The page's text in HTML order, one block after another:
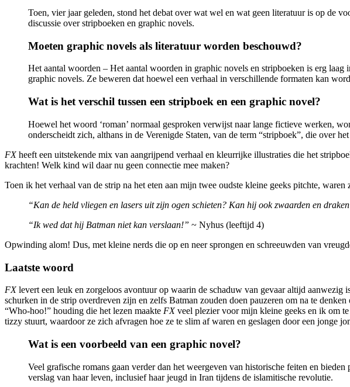
Toen, vier jaar geleden, stond het debat over wat wel en wat geen literatuur is op de
discussie over stripboeken en graphic novels.
Moeten graphic novels als literatuur worden beschouwd?
Het aantal woorden – Het aantal woorden in graphic novels en stripboeken is erg
graphic novels. Ze beweren dat hoewel een verhaal in verschillende formaten kan
Wat is het verschil tussen een stripboek en een graphic novel?
Hoewel het woord ‘roman’ normaal gesproken verwijst naar lange fictieve werken,
onderscheidt zich, althans in de Verenigde Staten, van de term “stripboek”, die over
FXheeft een uitstekende mix van aangrijpend verhaal en kleurrijke illustraties die het
krachten! Welk kind wil daar nu geen connectie mee maken?
Toen ik het verhaal van de strip na het eten aan mijn twee oudste kleine geeks pitchte,
“Kan de held vliegen en lasers uit zijn ogen schieten? Kan hij ook zwaarden en
“Ik wed dat hij Batman niet kan verslaan!” ~ Nyhus (leeftijd 4)
Opwinding alom! Dus, met kleine nerds die op en neer sprongen en schreeuwden van
Laatste woord
FXlevert een leuk en zorgeloos avontuur op waarin de schaduw van gevaar altijd aanwezig
schurken in de strip overdreven zijn en zelfs Batman zouden doen pauzeren om na te
“Who-hoo!” houding die het lezen maakte FXveel plezier voor mijn kleine geeks en ik om
tizzy stuurt, waardoor ze zich afvragen hoe ze te slim af waren en geslagen door een jonge
Wat is een voorbeeld van een graphic novel?
Veel grafische romans gaan verder dan het weergeven van historische feiten en
verslag van haar leven, inclusief haar jeugd in Iran tijdens de islamitische revolutie.